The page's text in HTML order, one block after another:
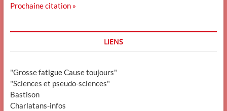
Prochaine citation »
LIENS
"Grosse fatigue Cause toujours"
"Sciences et pseudo-sciences"
Bastison
Charlatans-infos